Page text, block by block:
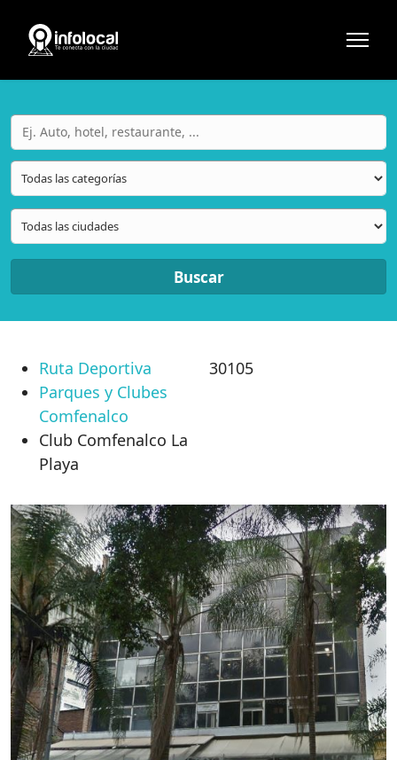
Buscar
Ruta Deportiva
Parques y Clubes
Comfenalco
Club Comfenalco La
Playa
30105